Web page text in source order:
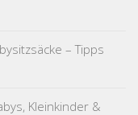
– Tipps
Kleinkinder &